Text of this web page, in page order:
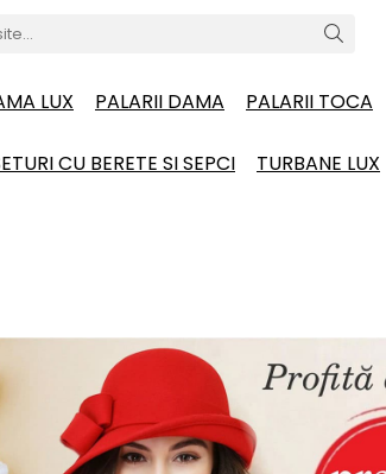
LUX PALARII DAMA PALARII TOCA
CU BERETE SI SEPCI TURBANE LUX